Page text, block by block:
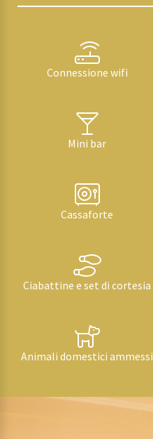
Connessione wifi
Mini bar
Cassaforte
Ciabattine e set di cortesia
Animali domestici ammessi